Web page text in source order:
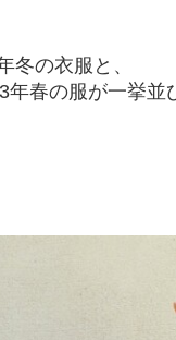
冬の衣服と、
年春の服が一挙並